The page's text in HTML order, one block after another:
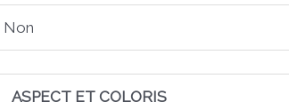
Non
ASPECT ET COLORIS